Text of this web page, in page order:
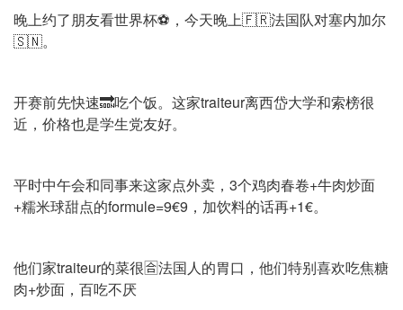
晚上约了朋友看世界杯⚽️，今天晚上🇫🇷法国队对塞内加尔
🇸🇳。
开赛前先快速🔜吃个饭。这家traiteur离西岱大学和索榜很
近，价格也是学生党友好。
平时中午会和同事来这家点外卖，3个鸡肉春卷+牛肉炒面
+糯米球甜点的formule=9€9，加饮料的话再+1€。
他们家traiteur的菜很🈴法国人的胃口，他们特别喜欢吃焦糖
肉+炒面，百吃不厌